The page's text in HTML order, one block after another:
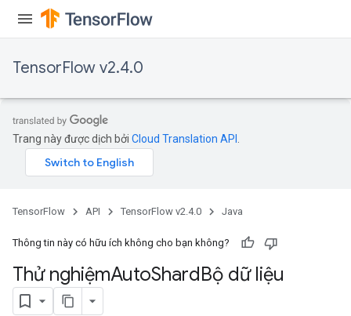
TensorFlow v2.4.0
Trang này được dịch bởi Cloud Translation API
TensorFlow API TensorFlow v2.4.0 Java
Thông tin này có hữu ích không cho bạn không?
Thử nghiệmAutoShardBộ dữ liệu